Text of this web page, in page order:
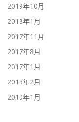
2019年10月
2018年1月
2017年11月
2017年8月
2017年1月
2016年2月
2010年1月